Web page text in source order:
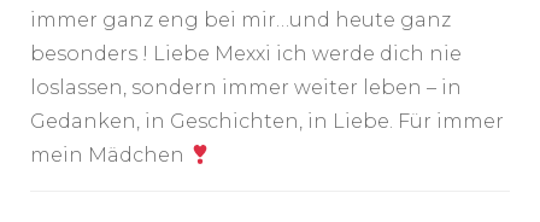
immer ganz eng bei mir…und heute ganz
besonders ! Liebe Mexxi ich werde dich nie
loslassen, sondern immer weiter leben – in
Gedanken, in Geschichten, in Liebe. Für immer
mein Mädchen